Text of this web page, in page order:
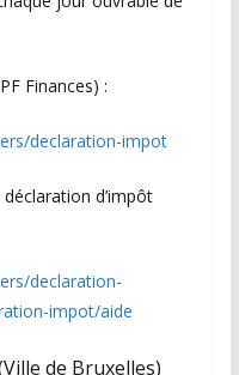
Finances) :
declaration-impot
d’impôt
declaration-
impot/aide
de Bruxelles)